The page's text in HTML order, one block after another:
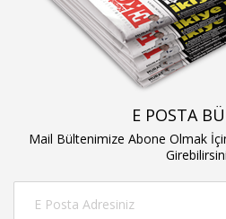
E POSTA
Mail Bültenimize Abone Olmak